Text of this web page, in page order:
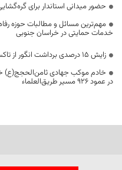
حضور میدانی استاندار برای گره‌گشایی از راه ۹
مهم‌ترین مسائل و مطالبات حوزه
خدمات حمایتی در خراسان جنوبی
زایش ۱۵ درصدی برداشت انگور از تاکستان های خراسان جنوبی
در عمود ۹۲۶ مسیر طریق‌العلماء